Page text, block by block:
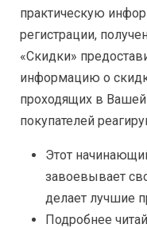
практическую
регистрации,
«Скидки»
информацию о
проходящих в
покупателей
Этот
завоевывает
делает лучшие
Подробнее